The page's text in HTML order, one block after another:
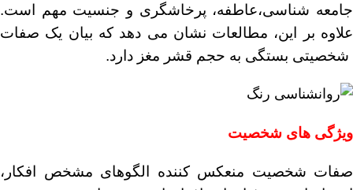
جامعه شناسی،عاطفه، پرخاشگری و جنسیت مهم است.
علاوه بر این، مطالعات نشان می دهد که بیان یک صفات
شخصیتی بستگی به حجم قشر مغز دارد.
ویژگی های شخصیت
صفات شخصیت منعکس کننده الگوهای مشخص افکار،